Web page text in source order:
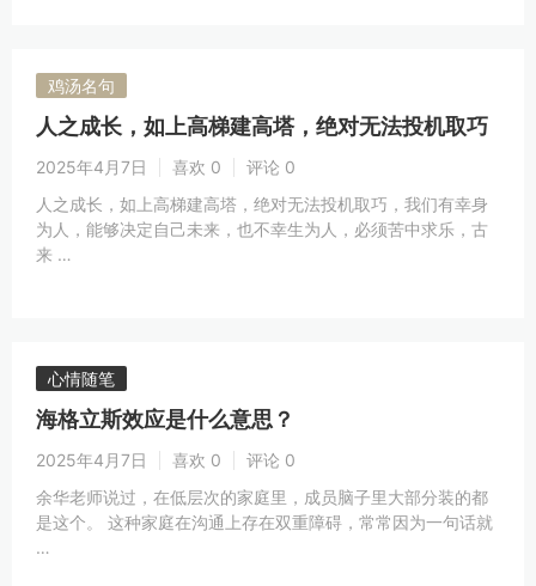
鸡汤名句
人之成长，如上高梯建高塔，绝对无法投机取巧
2025年4月7日 喜欢 0
评论 0
人之成长，如上高梯建高塔，绝对无法投机取巧，我们有幸身
为人，能够决定自己未来，也不幸生为人，必须苦中求乐，古
来 …
心情随笔
海格立斯效应是什么意思？
2025年4月7日 喜欢 0
评论 0
余华老师说过，在低层次的家庭里，成员脑子里大部分装的都
是这个。 这种家庭在沟通上存在双重障碍，常常因为一句话就
…